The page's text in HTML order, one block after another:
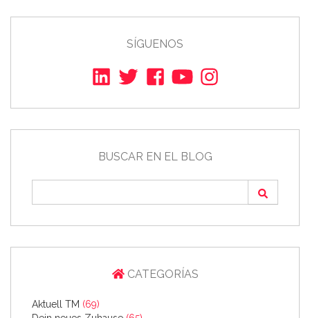
SÍGUENOS
BUSCAR EN EL BLOG
CATEGORÍAS
Aktuell TM (69)